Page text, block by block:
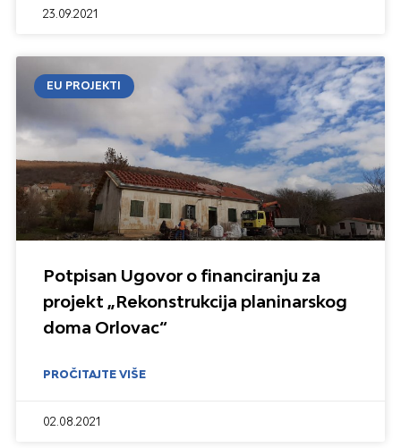
23.09.2021
EU PROJEKTI
Potpisan Ugovor o financiranju za
projekt „Rekonstrukcija planinarskog
doma Orlovac“
PROČITAJTE VIŠE
02.08.2021